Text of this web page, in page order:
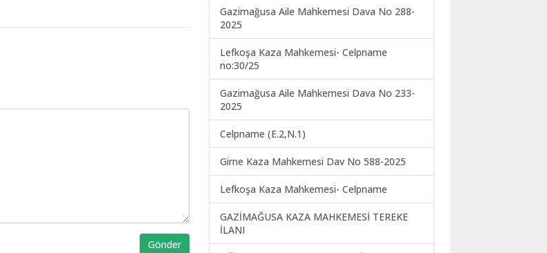
Gönder
Gazimağusa Aile Mahkemesi Dava No 288-
2025
Lefkoşa Kaza Mahkemesi- Celpname
no:30/25
Gazimağusa Aile Mahkemesi Dava No 233-
2025
Celpname (E.2,N.1)
Girne Kaza Mahkemesi Dav No 588-2025
Lefkoşa Kaza Mahkemesi- Celpname
GAZİMAĞUSA KAZA MAHKEMESİ TEREKE
İLANI